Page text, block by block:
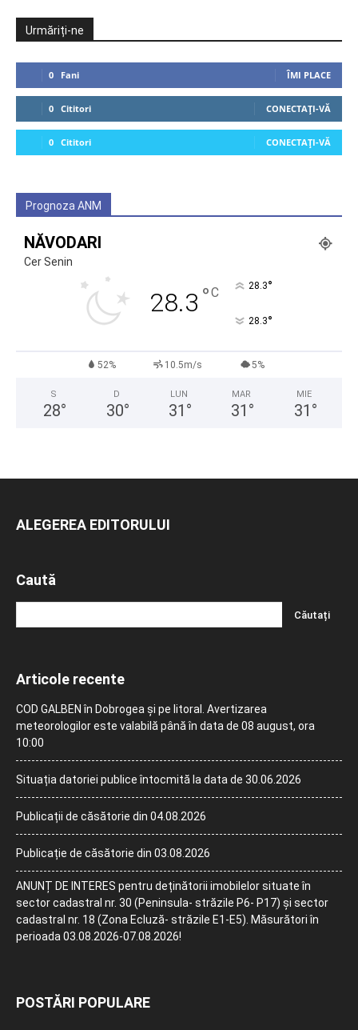
Urmăriți-ne
0 Fani ÎMI PLACE
0 Cititori CONECTAȚI-VĂ
0 Cititori CONECTAȚI-VĂ
Prognoza ANM
NĂVODARI
Cer Senin
28.3 °C 28.3°
28.3°
52% 10.5m/s 5%
S
28°
D
30°
LUN
31 °
MAR
31 °
MIE
31 °
ALEGEREA EDITORULUI
Caută
Articole recente
COD GALBEN în Dobrogea și pe litoral. Avertizarea
meteorologilor este valabilă până în data de 08 august, ora
10:00
Situația datoriei publice întocmită la data de 30.06.2026
Publicații de căsătorie din 04.08.2026
Publicație de căsătorie din 03.08.2026
ANUNȚ DE INTERES pentru deținătorii imobilelor situate în
sector cadastral nr. 30 (Peninsula- străzile P6- P17) și sector
cadastral nr. 18 (Zona Ecluză- străzile E1-E5). Măsurători în
perioada 03.08.2026-07.08.2026!
POSTĂRI POPULARE